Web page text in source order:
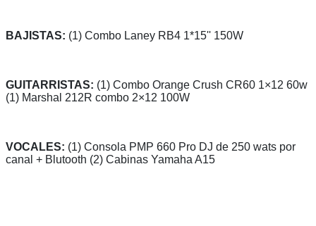
BAJISTAS: (1) Combo Laney RB4 1*15'' 150W
GUITARRISTAS: (1) Combo Orange Crush CR60 1×12 60w
(1) Marshal 212R combo 2×12 100W
VOCALES: (1) Consola PMP 660 Pro DJ de 250 wats por
canal + Blutooth (2) Cabinas Yamaha A15